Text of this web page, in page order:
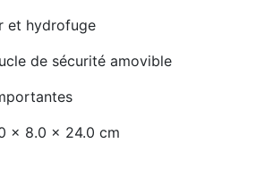
et hydrofuge
de sécurité amovible
x 8.0 x 24.0 cm